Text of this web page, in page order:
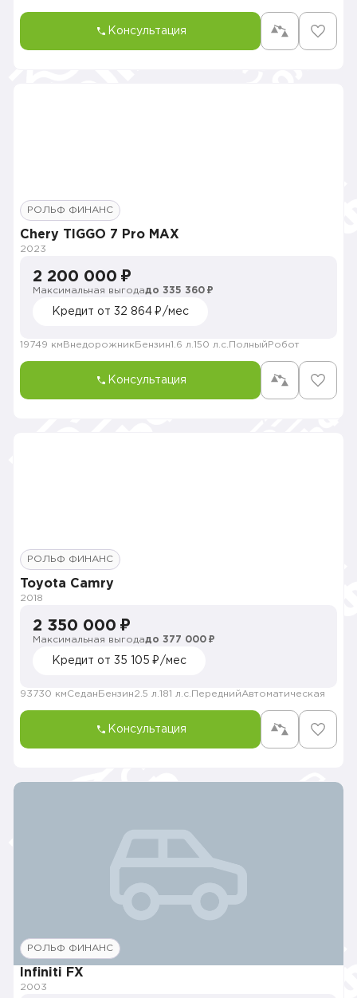
Консультация
РОЛЬФ ФИНАНС
Chery TIGGO 7 Pro MAX
2023
2 200 000 ₽
Максимальная выгодадо 335 360 ₽
Кредит от 32 864 ₽/мес
19749 км Внедорожник Бензин1.6 л. 150 л.с. Полный Робот
Консультация
РОЛЬФ ФИНАНС
Toyota Camry
2018
2 350 000 ₽
Максимальная выгодадо 377 000 ₽
Кредит от 35 105 ₽/мес
93730 кмСедан Бензин2.5 л. 181 л.с. ПереднийАвтоматическая
Консультация
РОЛЬФ ФИНАНС
Infiniti FX
2003